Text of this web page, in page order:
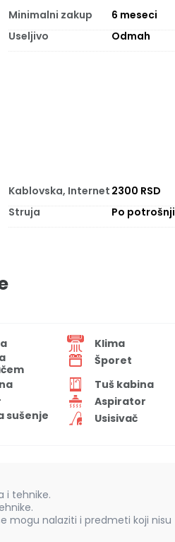
Minimalni zakup 6 meseci
Useljivo Odmah
Kablovska, Internet 2300 RSD
Struja Po potrošnji
Klima
Šporet
Tuš kabina
Aspirator
sušenje
Usisivač
i tehnike.
mogu nalaziti i predmeti koji nisu